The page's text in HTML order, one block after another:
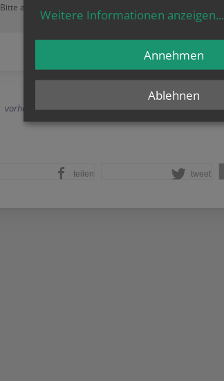
Bitte akzeptieren Sie
diesen Inhalt sehen zu können.
vorherige
teilen tweet
Weitere Informationen anzeigen...
Ablehnen
Annehmen